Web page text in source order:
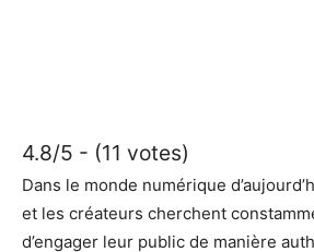
4.8/5 - (11 votes)
Dans le monde numérique
et les créateurs cherchent
d’engager leur public de manière